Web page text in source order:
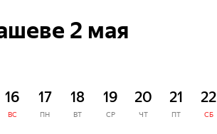
2 мая
16
ВС
17
ПН
18
ВТ
19
СР
20
ЧТ
21
ПТ
22
СБ